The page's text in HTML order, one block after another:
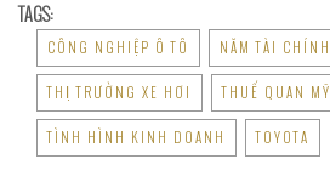
TAGS:
CÔNG NGHIỆP Ô TÔ NĂM TÀI CHÍNH
THỊ TRƯỜNG XE HƠI THUẾ QUAN MỸ
TÌNH HÌNH KINH DOANH TOYOTA